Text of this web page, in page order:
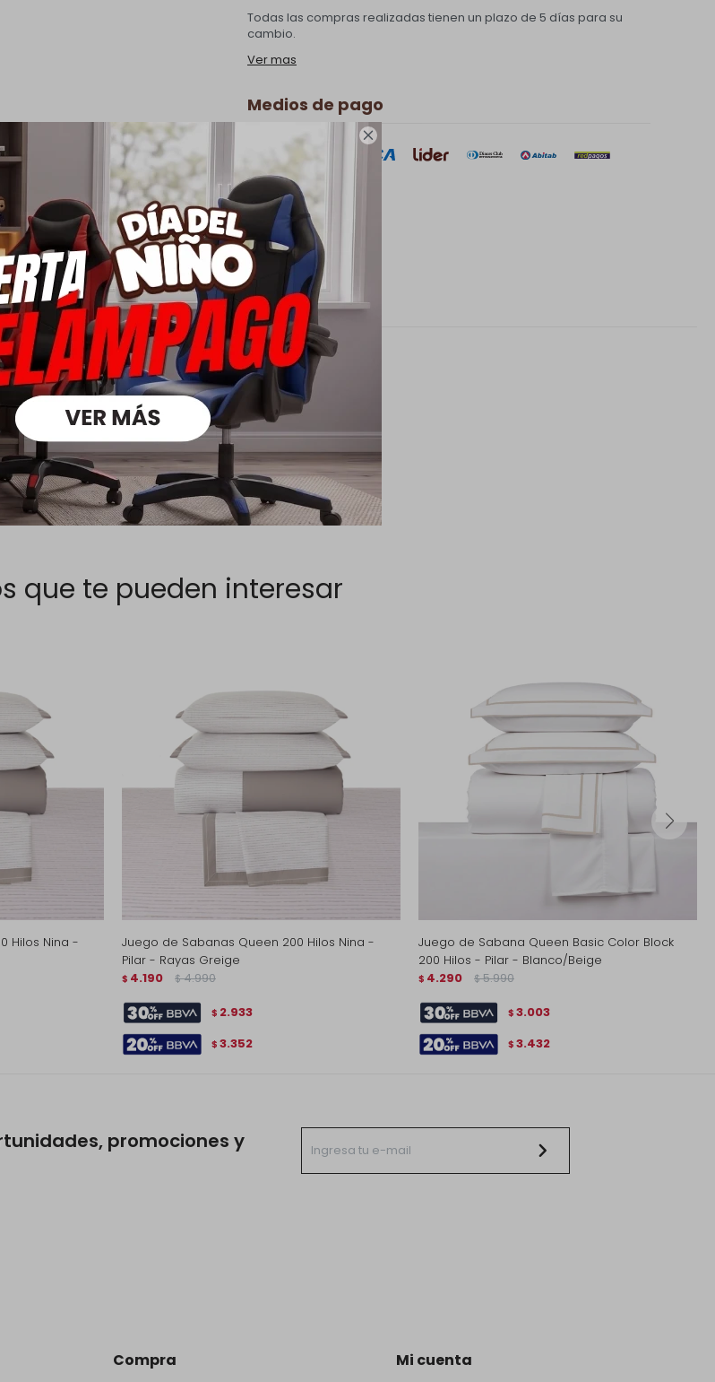

Todas las compras realizadas tienen un plazo de 5 días para su
cambio.
Ver mas
Medios de pago
Descripción
de 40ºC. No utilizar cloro.
reducida.
que te pueden interesar
Hilos Nina -
Juego de Sabanas Queen 200 Hilos Nina -
Pilar - Rayas Greige
$ 4.190 $ 4.990
$ 2.933
$ 3.352
Juego de Sabana Queen Basic Color Block
200 Hilos - Pilar - Blanco/Beige
$ 4.290 $ 5.990
$ 3.003
$ 3.432
promociones y
Compra Mi cuenta